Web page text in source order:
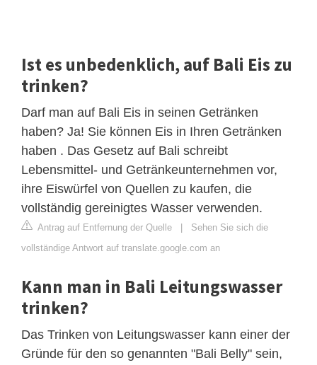
Ist es unbedenklich, auf Bali Eis zu
trinken?
Darf man auf Bali Eis in seinen Getränken
haben? Ja! Sie können Eis in Ihren Getränken
haben . Das Gesetz auf Bali schreibt
Lebensmittel- und Getränkeunternehmen vor,
ihre Eiswürfel von Quellen zu kaufen, die
vollständig gereinigtes Wasser verwenden.
Antrag auf Entfernung der Quelle
Sehen Sie sich die
vollständige Antwort auf translate.google.com an
Kann man in Bali Leitungswasser
trinken?
Das Trinken von Leitungswasser kann einer der
Gründe für den so genannten "Bali Belly" sein,